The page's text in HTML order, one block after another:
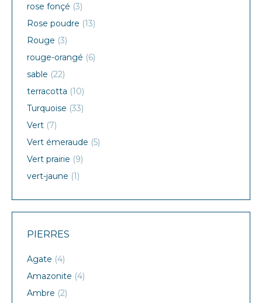
rose fonçé (3)
Rose poudre (13)
Rouge (3)
rouge-orangé (6)
sable (22)
terracotta (10)
Turquoise (33)
Vert (7)
Vert émeraude (5)
Vert prairie (9)
vert-jaune (1)
PIERRES
Agate (4)
Amazonite (4)
Ambre (2)